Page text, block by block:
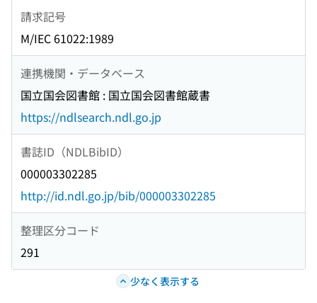
請求記号
M/IEC 61022:1989
連携機関・データベース
国立国会図書館 : 国立国会図書館蔵書
https://ndlsearch.ndl.go.jp
書誌ID（NDLBibID）
000003302285
http://id.ndl.go.jp/bib/000003302285
整理区分コード
291
少なく表示する